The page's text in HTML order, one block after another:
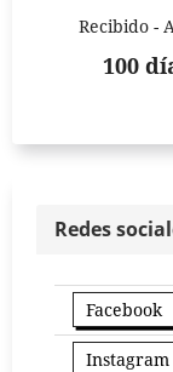
Recibido -
100
Redes
Facebook
Instagram